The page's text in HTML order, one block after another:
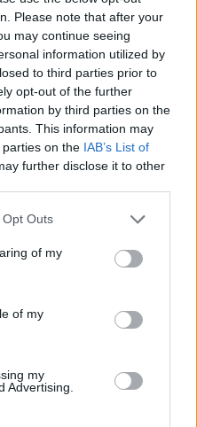
Please note that after your
may continue seeing
information utilized by
to third parties prior to
opt-out of the further
by third parties on the
This information may
on the IAB’s List of
further disclose it to other
uses one or more Google
behaviour. You may click to
and its third-party tags to
purposes in below Google
Outs
of my
of my
my
Advertising.
MBW-je kerekeit. A
szenvedett, de a
börtönben, a
akarok kelteni az
aki képviseli
a parlamentben, a
a G8-csúcson -, az ő
a tunéziai
született zenész,
alkotott
nép hangja, mint